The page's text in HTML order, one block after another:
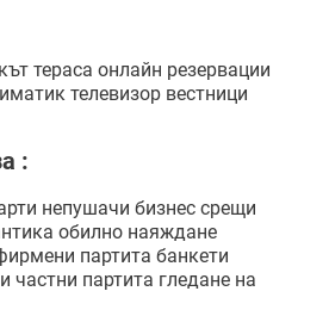
тераса онлайн резервации
телевизор вестници
:
непушачи бизнес срещи
обилно наяждане
партита банкети
частни партита гледане на